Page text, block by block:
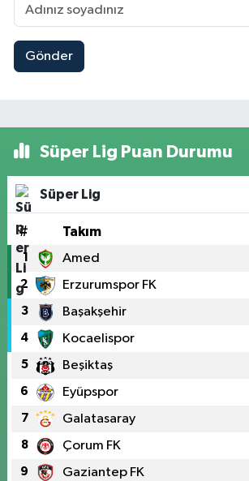
Gönder
Süper Lig Puan Durumu
Süper Lig
# Takım
1 Amed
2 Erzurumspor FK
3 Başakşehir
4 Kocaelispor
5 Beşiktaş
6 Eyüpspor
7 Galatasaray
8 Çorum FK
9 Gaziantep FK